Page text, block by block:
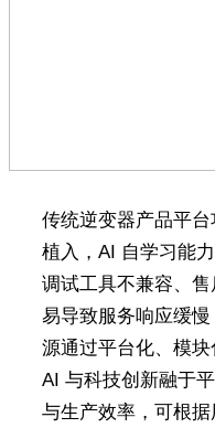
传统逆变器产品平
植入，AI 自学习能
调试工具不兼容、售
易导致服务响应缓
源通过平台化、模
AI 与科技创新融于
与生产效率，可根